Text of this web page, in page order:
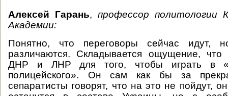
Алексей Гарань, профессор политологии
Академии:
Понятно, что переговоры сейчас идут,
различаются. Складывается ощущение, что
ДНР и ЛНР для того, чтобы играть в
полицейского». Он сам как бы за
сепаратисты говорят, что на это не пойдут,